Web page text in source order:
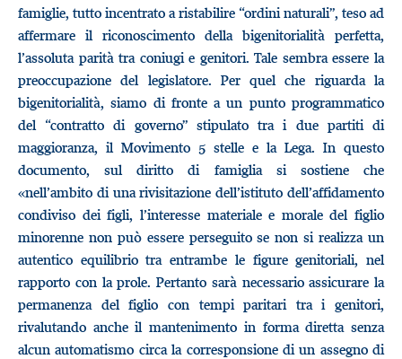
famiglie, tutto incentrato a ristabilire “ordini naturali”, teso ad
affermare il riconoscimento della bigenitorialità perfetta,
l’assoluta parità tra coniugi e genitori. Tale sembra essere la
preoccupazione del legislatore. Per quel che riguarda la
bigenitorialità, siamo di fronte a un punto programmatico
del “contratto di governo” stipulato tra i due partiti di
maggioranza, il Movimento 5 stelle e la Lega. In questo
documento, sul diritto di famiglia si sostiene che
«nell’ambito di una rivisitazione dell’istituto dell’affidamento
condiviso dei figli, l’interesse materiale e morale del figlio
minorenne non può essere perseguito se non si realizza un
autentico equilibrio tra entrambe le figure genitoriali, nel
rapporto con la prole. Pertanto sarà necessario assicurare la
permanenza del figlio con tempi paritari tra i genitori,
rivalutando anche il mantenimento in forma diretta senza
alcun automatismo circa la corresponsione di un assegno di